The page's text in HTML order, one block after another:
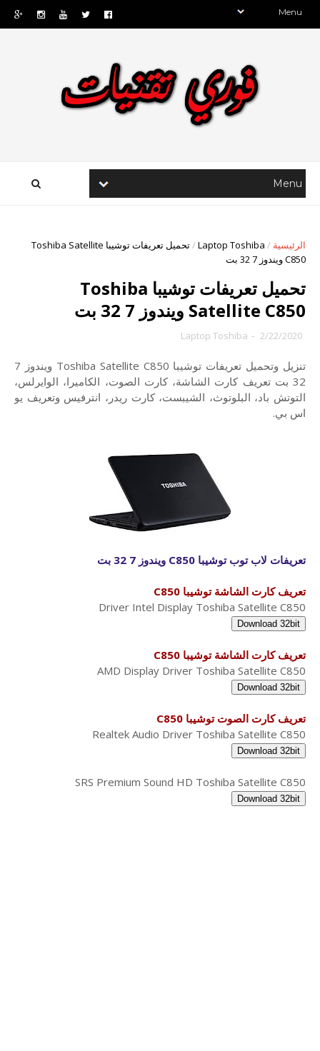
الرئيسية /
Laptop Toshiba
/
تحميل تعريفات توشيبا Toshiba Satellite
C850 ويندوز 7 32 بت
تحميل تعريفات توشيبا Toshiba
Satellite C850 ويندوز 7 32 بت
2/22/2020
-
Laptop Toshiba
تنزيل وتحميل تعريفات توشيبا Toshiba Satellite C850 ويندوز 7
32 بت تعريف كارت الشاشة، كارت الصوت، الكاميرا، الوايرلس،
التوتش باد، البلوتوث، الشيبست، كارت ريدر، انترفيس وتعريف يو
اس بي.
تعريفات لاب توب توشيبا C850 ويندوز 7 32 بت
تعريف كارت الشاشة توشيبا C850
Driver Intel Display Toshiba Satellite C850
Download 32bit
تعريف كارت الشاشة توشيبا C850
AMD Display Driver Toshiba Satellite C850
Download 32bit
تعريف كارت الصوت توشيبا C850
Realtek Audio Driver Toshiba Satellite C850
Download 32bit
SRS Premium Sound HD Toshiba Satellite C850
Download 32bit